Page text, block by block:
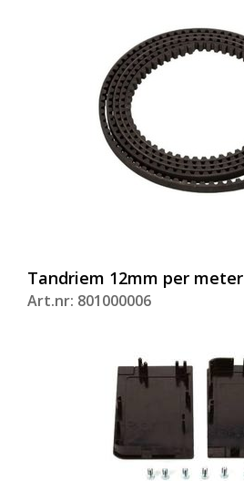
Tandriem 12mm per
Art.nr: 801000006